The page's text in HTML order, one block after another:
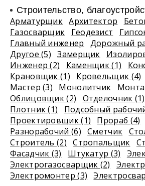
Строительство,
Арматурщик Архитектор
Газосварщик
Геодезист
Главный инженер
Дорожный
Другое (5)
Замерщик
Инженер (2)
Каменщик (1)
Крановщик (1)
Кровельщик (4)
Мастер (3)
Монолитчик
Облицовщик (2)
Отделочник (1)
Плотник (1)
Подсобный
Проектировщик (1)
Прораб (4)
Разнорабочий (6) Сметчик
Строитель (2)
Стропальщик
Фасадчик (3)
Штукатур (3)
Электрогазосварщик (2)
Электромонтер (3)